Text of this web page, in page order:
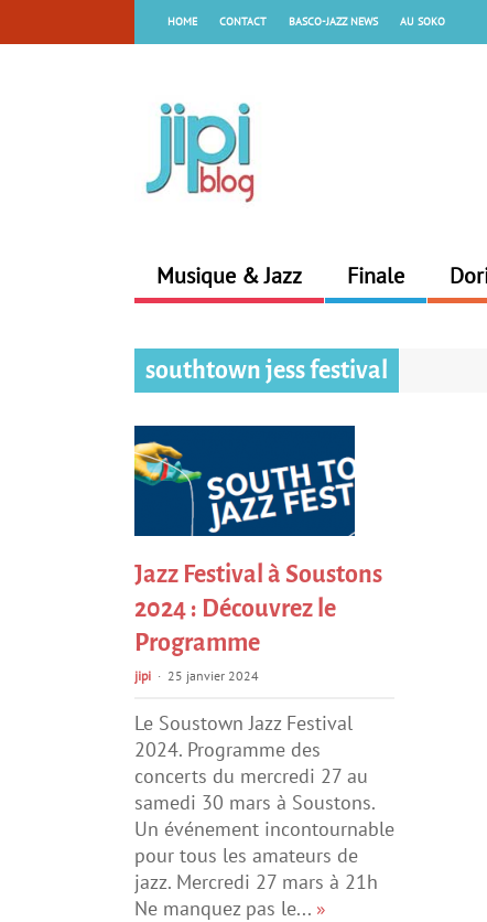
HOME CONTACT BASCO-JAZZ NEWS AU SOKO
Musique & Jazz Finale
southtown jess festival
Jazz Festival à Soustons
2024 : Découvrez le
Programme
jipi 25 janvier 2024
Le Soustown Jazz Festival
2024. Programme des
concerts du mercredi 27 au
samedi 30 mars à Soustons.
Un événement incontournable
pour tous les amateurs de
jazz. Mercredi 27 mars à 21h
Ne manquez pas le... »